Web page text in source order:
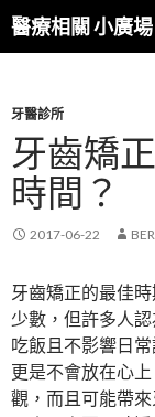
醫療相關 小廣場
搜
尋
容
區
牙醫診所
牙齒矯
時間？
2017-06-22
牙齒矯正的最佳
少數，但許多人
吃飯且不影響日
更是不會放在心
觀，而且可能帶